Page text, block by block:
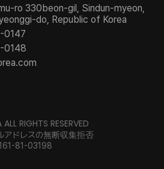
ro 330beon-gil, Sindun-myeon,
do, Republic of Korea
0147
0148
RIGHTS RESERVED
アドレスの無断収集拒否
81-03198